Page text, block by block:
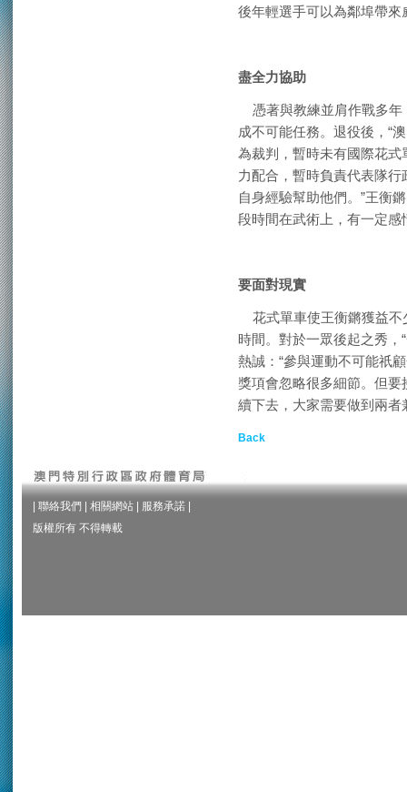
後年輕選手可以為鄰埠帶
盡全力協助
憑著與教練並肩作戰多年
成不可能任務。退役後，“
為裁判，暫時未有國際花
力配合，暫時負責代表隊
自身經驗幫助他們。”王衡
段時間在武術上，有一定感
要面對現實
花式單車使王衡鏘獲益不
時間。對於一眾後起之秀，
熱誠：“參與運動不可能祇
獎項會忽略很多細節。但
續下去，大家需要做到兩者
Back
聯絡我們 相關網站 服務承諾
版權所有 不得轉載